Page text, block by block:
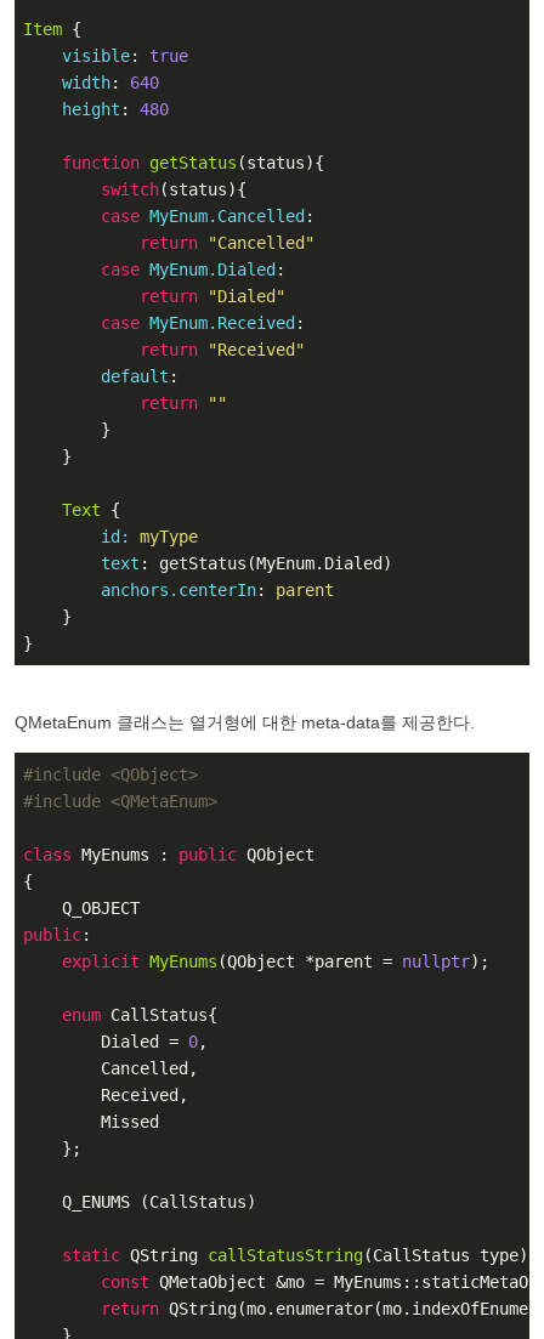
Item {
visible: true
width: 640
height : 480
function getStatus (status){
switch(status){
case MyEnum.Cancelled :
return
"Cancelled"
case MyEnum.Dialed :
return
"Dialed"
case MyEnum.Received :
return
"Received"
default :
return
""
        }
    }
Text {
id:
myType
text : getStatus(MyEnum.Dialed)
anchors.centerIn: parent
    }
}
QMetaEnum 클래스는 열거형에 대한 meta-data를 제공한다.
#include <QObject>
#include <QMetaEnum>
class MyEnums : public QObject
{
public:
explicit MyEnums (QObject *parent = nullptr) ;
enum CallStatus{
        Dialed =
0,
        Cancelled,
        Received,
        Missed
    };
    Q_ENUMS (CallStatus)
static QString callStatusString(CallStatus type)
const QMetaObject &mo =
return